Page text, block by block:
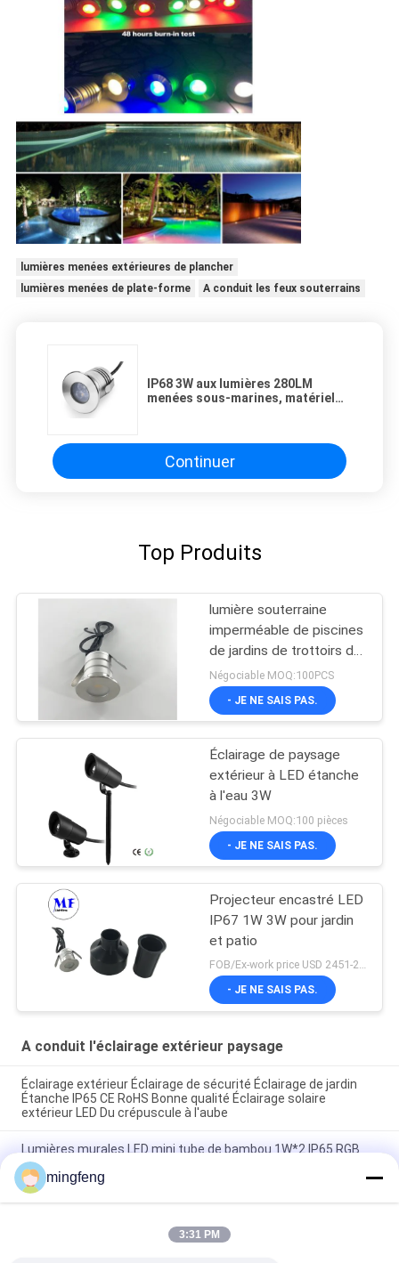
lumières menées extérieures de plancher
lumières menées de plate-forme
A conduit les feux souterrains
IP68 3W aux lumières 280LM
menées sous-marines, matériel
Continuer
Top Produits
lumière souterraine
imperméable de piscines
de jardins de trottoirs de
places de routes de
puce de CREE de 3W
LED
Négociable MOQ:100PCS
- JE NE SAIS PAS.
Éclairage de paysage
extérieur à LED étanche
à l'eau 3W
Négociable MOQ:100 pièces
- JE NE SAIS PAS.
Projecteur encastré LED
IP67 1W 3W pour jardin
et patio
FOB/Ex-work price USD 2451-2510 MOQ:MOQ1
- JE NE SAIS PAS.
A conduit l'éclairage extérieur paysage
Éclairage extérieur Éclairage de sécurité Éclairage de jardin
Étanche IP65 CE RoHS Bonne qualité Éclairage solaire
extérieur LED Du crépuscule à l'aube
Lumières murales LED mini tube de bambou 1W*2 IP65 RGB
Lampes murales imperméables vers le haut vers le bas
Lumière extérieure
mingfeng
3:31 PM